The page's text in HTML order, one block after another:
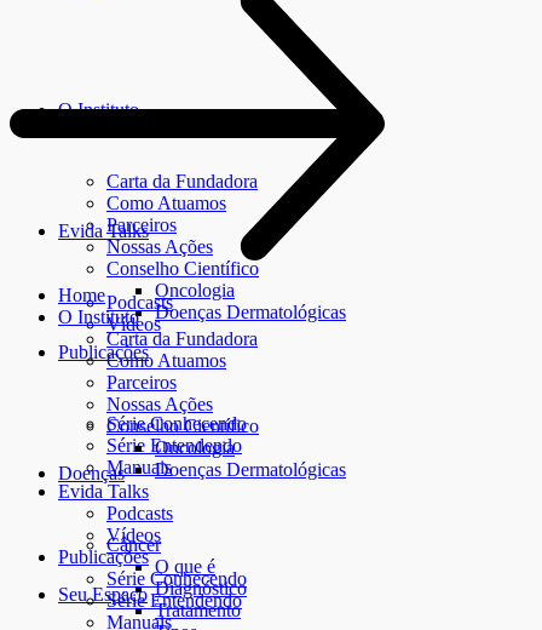
O Instituto
Carta da Fundadora
Como Atuamos
Parceiros
Nossas Ações
Conselho Científico
Oncologia
Doenças Dermatológicas
Evida Talks
Podcasts
Vídeos
Publicações
Série Conhecendo
Série Entendendo
Manuais
Doenças
Câncer
O que é
Diagnóstico
Tratamento
Seu Espaço
Home
O Instituto
Carta da Fundadora
Como Atuamos
Parceiros
Nossas Ações
Conselho Científico
Oncologia
Doenças Dermatológicas
Evida Talks
Podcasts
Vídeos
Publicações
Série Conhecendo
Série Entendendo
Manuais